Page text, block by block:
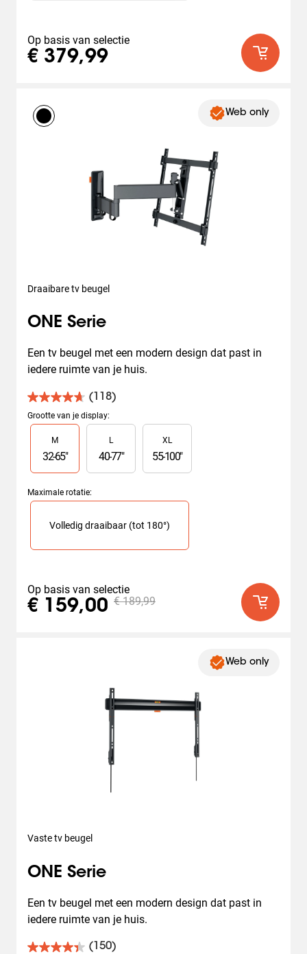
Op basis van selectie
€ 379,99
Web only
Draaibare tv beugel
ONE Serie
Een tv beugel met een modern design dat past in
iedere ruimte van je huis.
(118)
4.7
van
de
sterren.
118
Grootte van je display:
Slide 1 of 3
M
32-65"
L
40-77"
XL
55-100"
Maximale rotatie:
Slide 1 of 1
Volledig draaibaar (tot 180°)
Op basis van selectie
€ 159,00 € 189,99
Web only
Vaste tv beugel
ONE Serie
Een tv beugel met een modern design dat past in
iedere ruimte van je huis.
(150)